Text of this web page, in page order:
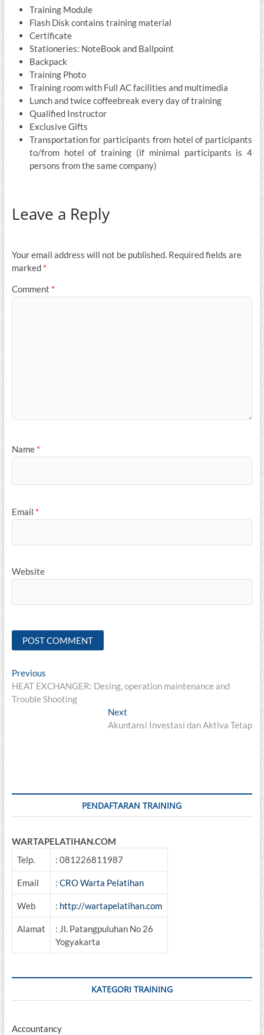
Training Module
Flash Disk contains training material
Certificate
Stationeries: NoteBook and Ballpoint
Backpack
Training Photo
Training room with Full AC facilities and multimedia
Lunch and twice coffeebreak every day of training
Qualified Instructor
Exclusive Gifts
Transportation for participants from hotel of participants
to/from hotel of training (if minimal participants is 4
persons from the same company)
Leave a Reply
Your email address will not be published. Required fields are
marked *
Comment *
Name *
Email *
Website
Post
navigation
PreviousPrevious
post:
HEAT EXCHANGER: Desing, operation maintenance and
Trouble Shooting
Next
post:
Akuntansi Investasi dan Aktiva Tetap
PENDAFTARAN TRAINING
WARTAPELATIHAN.COM
Telp.
: 081226811987
Email : CRO Warta Pelatihan
Web : http://wartapelatihan.com
Alamat
: Jl. Patangpuluhan No 26
Yogyakarta
KATEGORI TRAINING
Accountancy